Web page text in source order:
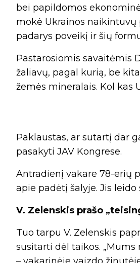
bei papildomos
mokė Ukrainos naikintuvų
padarys poveikį ir šių
Pastarosiomis savaitėmis
žaliavų, pagal kurią, be
žemės mineralais. Kol kas
Paklaustas, ar sutartį dar
pasakyti JAV Kongrese.
Antradienį vakare 78-erių
apie padėtį šalyje. Jis
V. Zelenskis prašo
Tuo tarpu V. Zelenskis
susitarti dėl taikos. „Mums